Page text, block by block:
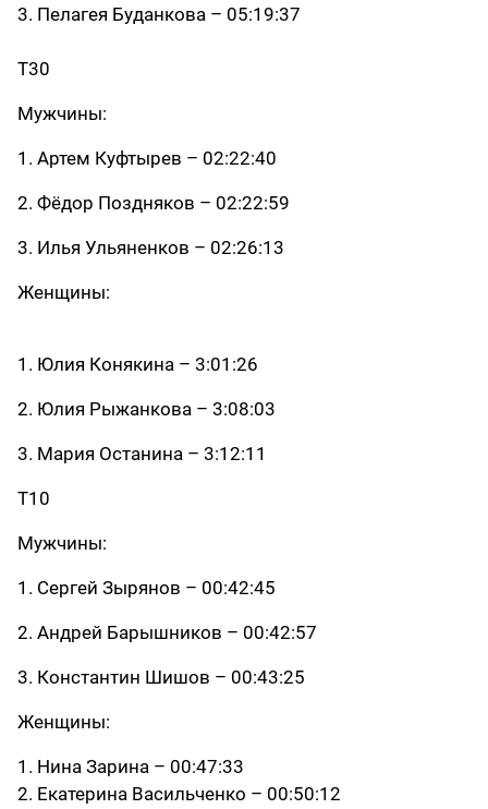
3. Пелагея Буданкова – 05:19:37
Т30
Мужчины:
1. Артем Куфтырев – 02:22:40
2. Фёдор Поздняков – 02:22:59
3. Илья Ульяненков – 02:26:13
Женщины:
1. Юлия Конякина – 3:01:26
2. Юлия Рыжанкова – 3:08:03
3. Мария Останина – 3:12:11
Т10
Мужчины:
1. Сергей Зырянов – 00:42:45
2. Андрей Барышников – 00:42:57
3. Константин Шишов – 00:43:25
Женщины:
1. Нина Зарина – 00:47:33
2. Екатерина Васильченко – 00:50:12